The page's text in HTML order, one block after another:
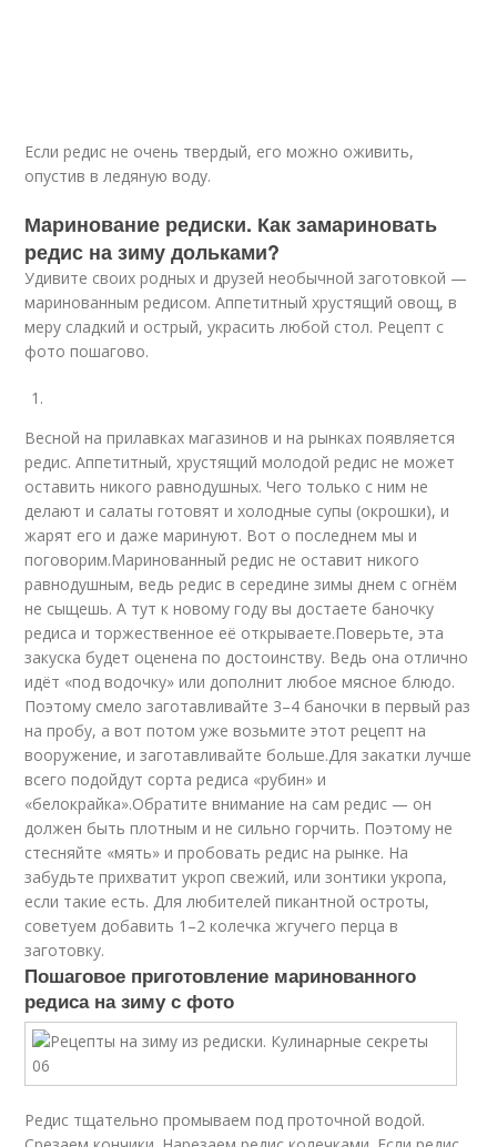
Если редис не очень твердый, его можно оживить,
опустив в ледяную воду.
Маринование редиски. Как замариновать
редис на зиму дольками?
Удивите своих родных и друзей необычной заготовкой —
маринованным редисом. Аппетитный хрустящий овощ, в
меру сладкий и острый, украсить любой стол. Рецепт с
фото пошагово.
Весной на прилавках магазинов и на рынках появляется
редис. Аппетитный, хрустящий молодой редис не может
оставить никого равнодушных. Чего только с ним не
делают и салаты готовят и холодные супы (окрошки), и
жарят его и даже маринуют. Вот о последнем мы и
поговорим.Маринованный редис не оставит никого
равнодушным, ведь редис в середине зимы днем с огнём
не сыщешь. А тут к новому году вы достаете баночку
редиса и торжественное её открываете.Поверьте, эта
закуска будет оценена по достоинству. Ведь она отлично
идёт «под водочку» или дополнит любое мясное блюдо.
Поэтому смело заготавливайте 3–4 баночки в первый раз
на пробу, а вот потом уже возьмите этот рецепт на
вооружение, и заготавливайте больше.Для закатки лучше
всего подойдут сорта редиса «рубин» и
«белокрайка».Обратите внимание на сам редис — он
должен быть плотным и не сильно горчить. Поэтому не
стесняйте «мять» и пробовать редис на рынке. На
забудьте прихватит укроп свежий, или зонтики укропа,
если такие есть. Для любителей пикантной остроты,
советуем добавить 1–2 колечка жгучего перца в
заготовку.
Пошаговое приготовление маринованного
редиса на зиму с фото
Редис тщательно промываем под проточной водой.